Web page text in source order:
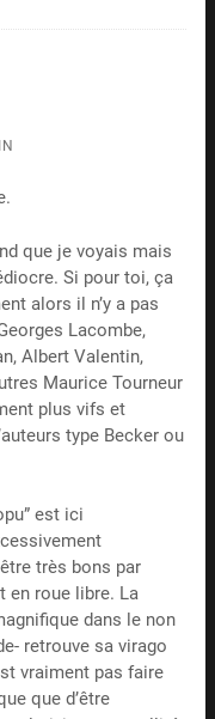
que je voyais mais
Si pour toi, ça
alors il n’y a pas
Lacombe,
Albert Valentin,
Maurice Tourneur
plus vifs et
type Becker ou
est ici
très bons par
en roue libre. La
dans le non
retrouve sa virago
vraiment pas faire
que d’être